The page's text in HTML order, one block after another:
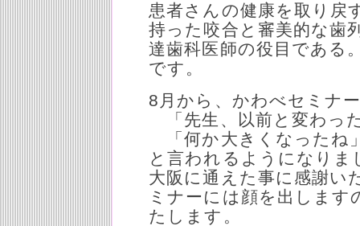
患者さんの健康を取り戻
持った咬合と審美的な歯
達歯科医師の役目である
です。
8月から、かわべセミナ
「先生、以前と変わっ
「何か大きくなったね
と言われるようになりま
大阪に通えた事に感謝い
ミナーには顔を出しま
たします。